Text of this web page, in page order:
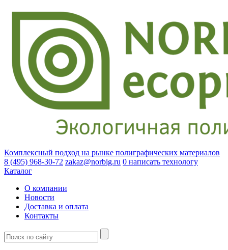
Комплексный подход на рынке полиграфических материалов
8 (495) 968-30-72 zakaz@norbig.ru 0 написать технологу
Каталог
О компании
Новости
Доставка и оплата
Контакты